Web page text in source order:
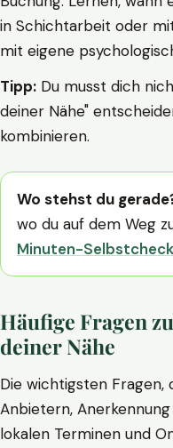
in Schichtarbeit oder
mit eigene
Tipp: Du musst dich
deiner Nähe"
kombinieren.
Wo stehst du
wo du auf dem Weg
Minuten-Selbstcheck
Häufige Fragen
deiner Nähe
Die wichtigsten Fragen,
Anbietern,
lokalen Terminen und